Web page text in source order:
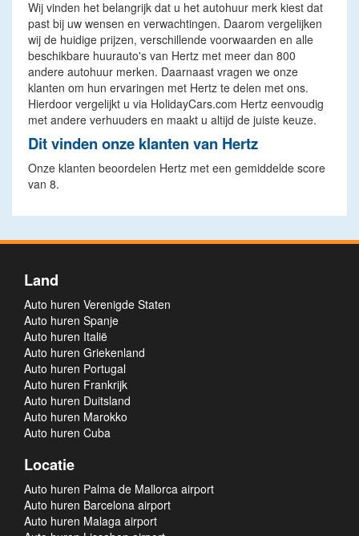
Wij vinden het belangrijk dat u het autohuur merk kiest dat
past bij uw wensen en verwachtingen. Daarom vergelijken
wij de huidige prijzen, verschillende voorwaarden en alle
beschikbare huurauto's van Hertz met meer dan 800
andere autohuur merken. Daarnaast vragen we onze
klanten om hun ervaringen met Hertz te delen met ons.
Hierdoor vergelijkt u via HolidayCars.com Hertz eenvoudig
met andere verhuuders en maakt u altijd de juiste keuze.
Dit vinden onze klanten van Hertz
Onze klanten beoordelen Hertz met een gemiddelde score
van 8.
Land
Auto huren Verenigde Staten
Auto huren Spanje
Auto huren Italië
Auto huren Griekenland
Auto huren Portugal
Auto huren Frankrijk
Auto huren Duitsland
Auto huren Marokko
Auto huren Cuba
Locatie
Auto huren Palma de Mallorca airport
Auto huren Barcelona airport
Auto huren Malaga airport